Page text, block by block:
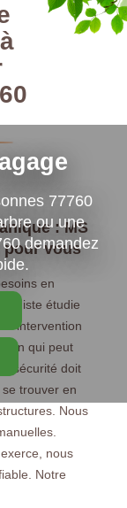
77760
ou une
demandez
: MS
pour vous
en
étudie
intervention
qui peut
sécurité doit
trouver en
Nous
nous
Notre